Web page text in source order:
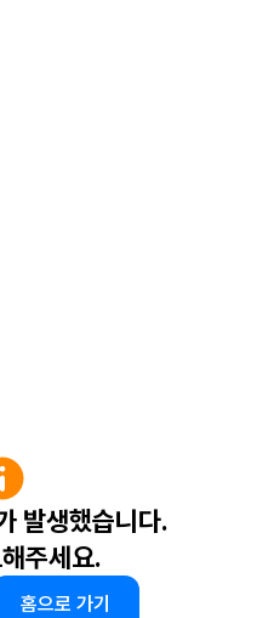
발생했습니다.
주세요.
홈으로 가기